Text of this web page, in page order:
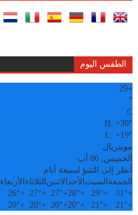
الطقس اليوم
+
29
°
C
H:+30°
L:+19°
مونتريال
الخميس, 06 آب
أنظر إلى التنبؤ لسبعة أيام
الجمعة السبت الأحدالاثنين الثلاثاء الأربعاء
+
31°
+
29°
+
28°
+
27°
+
27°
+
26°
+
21°
+
21°
+
20°
+
20°
+
20°
+
20°